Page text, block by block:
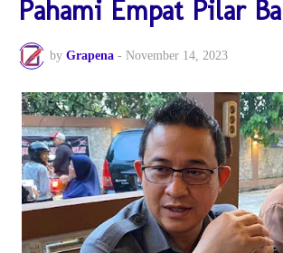
Pahami Empat Pilar
by Grapena - November 14, 2023